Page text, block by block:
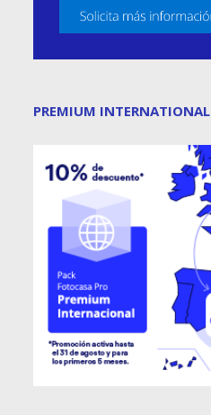
PREMIUM INTERNATIONAL